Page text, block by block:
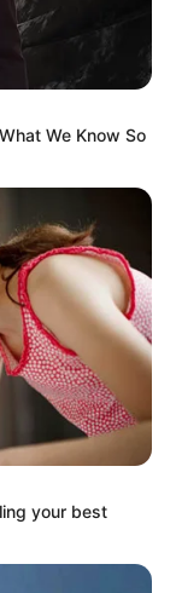
We Know So
your best